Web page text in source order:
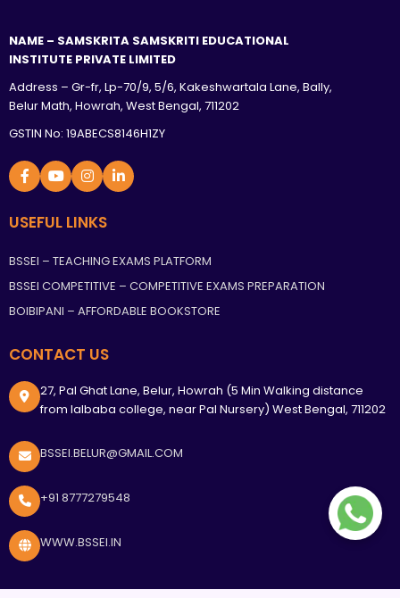
NAME – SAMSKRITA SAMSKRITI EDUCATIONAL
INSTITUTE PRIVATE LIMITED
Address – Gr-fr, Lp-70/9, 5/6, Kakeshwartala Lane, Bally,
Belur Math, Howrah, West Bengal, 711202
GSTIN No: 19ABECS8146H1ZY
USEFUL LINKS
BSSEI – TEACHING EXAMS PLATFORM
BSSEI COMPETITIVE – COMPETITIVE EXAMS PREPARATION
BOIBIPANI – AFFORDABLE BOOKSTORE
CONTACT US
27, Pal Ghat Lane, Belur, Howrah (5 Min Walking distance
from lalbaba college, near Pal Nursery) West Bengal, 711202
BSSEI.BELUR@GMAIL.COM
+91 8777279548
WWW.BSSEI.IN